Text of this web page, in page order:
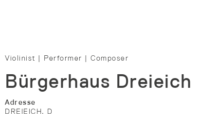
Violinist | Performer | Composer
Bürgerhaus Dreieich
Adresse
DREIEICH, D